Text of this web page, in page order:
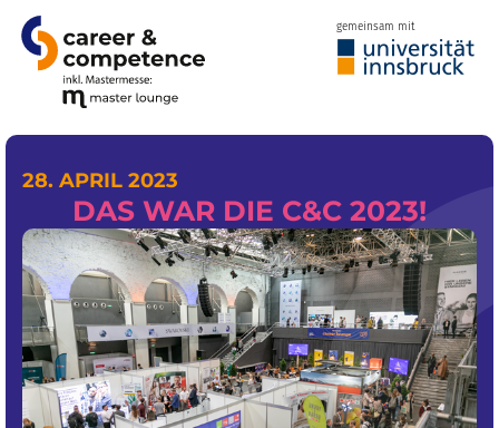
gemeinsam mit
28. APRIL 2023
DAS WAR DIE C&C 2023!